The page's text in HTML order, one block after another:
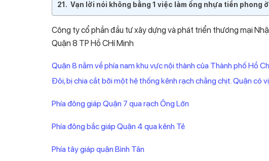
Vạn lời nói không bằng 1 việc làm ống nhựa tiền phong
Công ty cổ phần đầu tư xây dựng và phát triển thương mại
Quận 8 TP Hồ CHí Minh
Quận 8 nằm về phía nam khu vực nội thành của Thành phố Hồ
Đôi, bị chia cắt bởi một hệ thống kênh rạch chằng chịt. Quận có
Phía đông giáp Quận 7 qua rạch Ông Lớn
Phía đông bắc giáp Quận 4 qua kênh Tẻ
Phía tây giáp quận Bình Tân